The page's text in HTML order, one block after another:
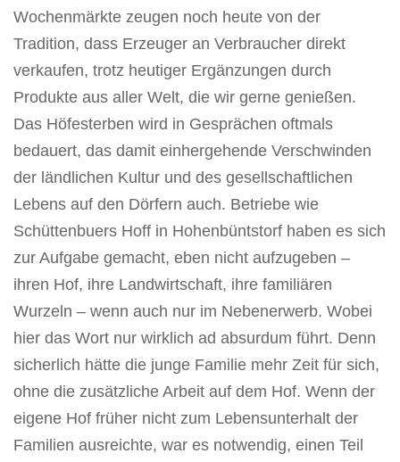
Wochenmärkte zeugen noch heute von der
Tradition, dass Erzeuger an Verbraucher direkt
verkaufen, trotz heutiger Ergänzungen durch
Produkte aus aller Welt, die wir gerne genießen.
Das Höfesterben wird in Gesprächen oftmals
bedauert, das damit einhergehende Verschwinden
der ländlichen Kultur und des gesellschaftlichen
Lebens auf den Dörfern auch. Betriebe wie
Schüttenbuers Hoff in Hohenbüntstorf haben es sich
zur Aufgabe gemacht, eben nicht aufzugeben –
ihren Hof, ihre Landwirtschaft, ihre familiären
Wurzeln – wenn auch nur im Nebenerwerb. Wobei
hier das Wort nur wirklich ad absurdum führt. Denn
sicherlich hätte die junge Familie mehr Zeit für sich,
ohne die zusätzliche Arbeit auf dem Hof. Wenn der
eigene Hof früher nicht zum Lebensunterhalt der
Familien ausreichte, war es notwendig, einen Teil